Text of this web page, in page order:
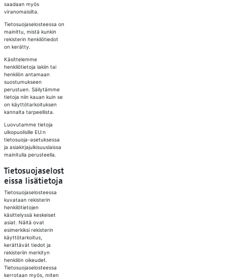
saadaan myös
viranomaisilta.
Tietosuojaselosteessa on
mainittu, mistä kunkin
rekisterin henkilötiedot
on kerätty.
Käsittelemme
henkilötietoja lakiin tai
henkilön antamaan
suostumukseen
perustuen. Säilytämme
tietoja niin kauan kuin se
on käyttötarkoituksen
kannalta tarpeellista.
Luovutamme tietoja
ulkopuolisille EU:n
tietosuoja-asetuksessa
ja asiakirjajulkisuuslaissa
mainitulla perusteella.
Tietosuojaselost
eissa lisätietoja
Tietosuojaselosteessa
kuvataan rekisterin
henkilötietojen
käsittelyssä keskeiset
asiat. Näitä ovat
esimerkiksi rekisterin
käyttötarkoitus,
kerättävät tiedot ja
rekisteriin merkityn
henkilön oikeudet.
Tietosuojaselosteessa
kerrotaan myös, miten